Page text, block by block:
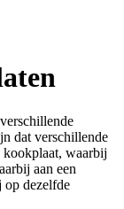
dat verschillende
kookplaat, waarbij
aan een
op dezelfde